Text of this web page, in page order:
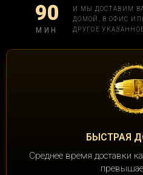
90
МИН
И МЫ ДОСТАВИМ
ДОМОЙ, В ОФИС
ДРУГОЕ
БЫСТРАЯ
Среднее время доставки